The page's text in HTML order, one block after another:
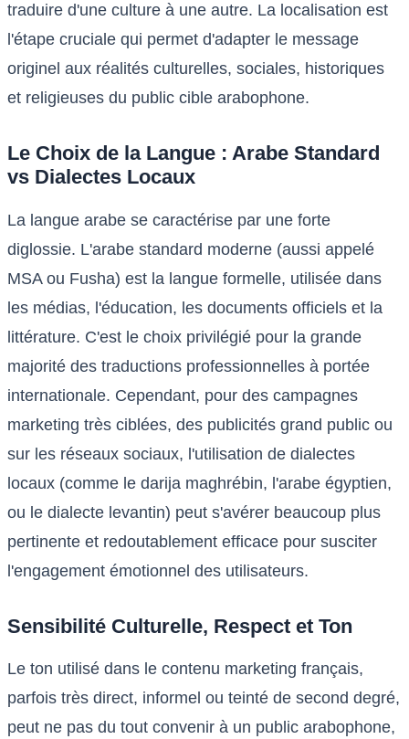
traduire d'une culture à une autre. La localisation est
l'étape cruciale qui permet d'adapter le message
originel aux réalités culturelles, sociales, historiques
et religieuses du public cible arabophone.
Le Choix de la Langue : Arabe Standard
vs Dialectes Locaux
La langue arabe se caractérise par une forte
diglossie. L'arabe standard moderne (aussi appelé
MSA ou Fusha) est la langue formelle, utilisée dans
les médias, l'éducation, les documents officiels et la
littérature. C'est le choix privilégié pour la grande
majorité des traductions professionnelles à portée
internationale. Cependant, pour des campagnes
marketing très ciblées, des publicités grand public ou
sur les réseaux sociaux, l'utilisation de dialectes
locaux (comme le darija maghrébin, l'arabe égyptien,
ou le dialecte levantin) peut s'avérer beaucoup plus
pertinente et redoutablement efficace pour susciter
l'engagement émotionnel des utilisateurs.
Sensibilité Culturelle, Respect et Ton
Le ton utilisé dans le contenu marketing français,
parfois très direct, informel ou teinté de second degré,
peut ne pas du tout convenir à un public arabophone,